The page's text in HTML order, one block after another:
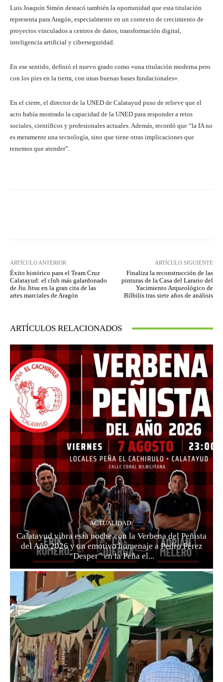
Luis Joaquín Simón destacó también la oportunidad que esta titulación
representa para Aragón, especialmente en un contexto de crecimiento de
proyectos vinculados a centros de datos, transformación digital,
inteligencia artificial y ciberseguridad.
En ese sentido, definió el nuevo grado como «una titulación moderna pero
con los pies en la tierra, con unas buenas bases fundacionales».
En el cierre, el director de la UNED de Calatayud puso de relieve que el
acto había mostrado la capacidad de la UNED para responder a retos
sociales, científicos y profesionales actuales. Además, recordó que “la IA no
es meramente una tecnología, sino que tiene otras implicaciones que
tenemos que atender”.
ARTÍCULO ANTERIOR
Éxito histórico para el Team Cruz
Calatayud: el club más galardonado
de Jiu Jitsu en la gran cita de las
artes marciales de Aragón
ARTÍCULO SIGUIENTE
Finaliza la reconstrucción de las
pinturas de la Casa del Larario del
Yacimiento Arqueológico de
Bílbilis tras siete años de análisis
ARTÍCULOS RELACIONADOS
ACTUALIDAD
Calatayud vibra esta noche con la Verbena del Peñista
del Año 2026 y un emotivo homenaje a Pedro Pérez
“Desper” en la Peña el...